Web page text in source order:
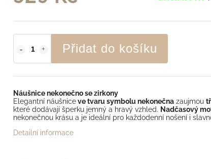
Přidat do košíku
Náušnice nekonečno se zirkony
Elegantní náušniceve tvaru symbolu nekonečna zaujmou
které dodávají šperku jemný a hravý vzhled. Nadčasový
nekonečnou krásu a je ideální pro každodenní nošení i
Detailní informace